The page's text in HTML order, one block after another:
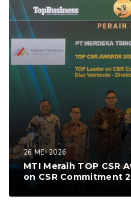
26 MEI 2026
MTI Meraih TOP CSR
on CSR Commitment